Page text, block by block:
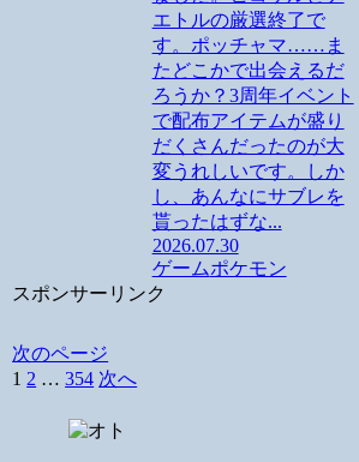
エトルの厳選終了で
す。ポッチャマ……ま
たどこかで出会えるだ
ろうか？3周年イベント
で配布アイテムが盛り
だくさんだったのが大
変うれしいです。しか
し、あんなにサブレを
貰ったはずな...
2026.07.30
ゲームポケモン
スポンサーリンク
次のページ
1 2 … 354 次へ